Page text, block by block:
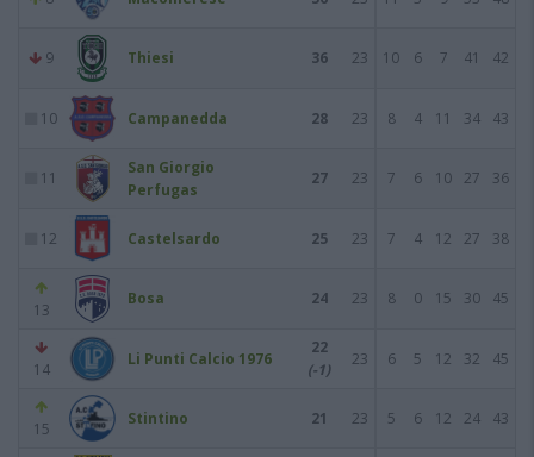
9 Thiesi 36 23 10 6 7 41 42
10 Campanedda 28 23 8 4 11 34 43
11
San Giorgio
Perfugas
27 23 7 6 10 27 36
12 Castelsardo 25 23 7 4 12 27 38
13
Bosa 24 23 8 0 15 30 45
14
Li Punti Calcio 1976
22
(-1)
23 6 5 12 32 45
15
Stintino 21 23 5 6 12 24 43